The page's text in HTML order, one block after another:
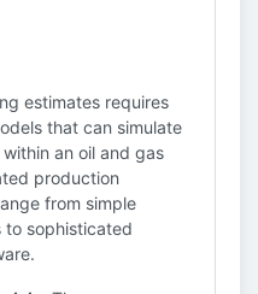
estimates requires
that can simulate
an oil and gas
production
from simple
to sophisticated